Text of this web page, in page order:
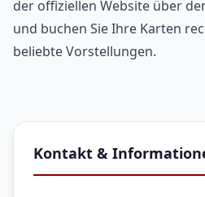
der offiziellen Website über
und buchen Sie Ihre Karten
beliebte Vorstellungen.
Kontakt &